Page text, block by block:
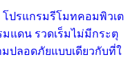
โปรแกรมรีโมทคอมพิวเต
แดน รวดเร็มไม่มีกระตุ
ปลอดภัยแบบเดียวกับที่ใ